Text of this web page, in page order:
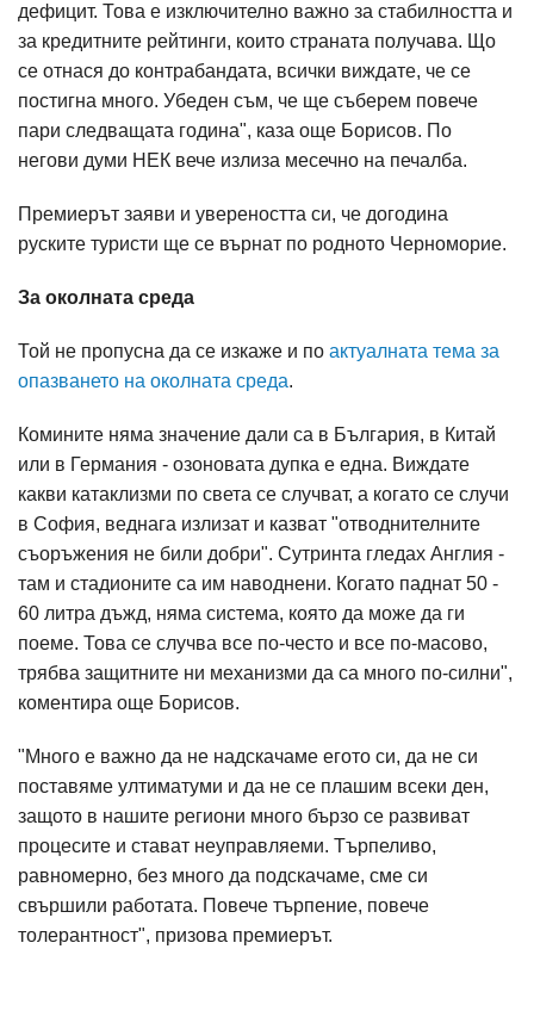
дефицит. Това е изключително важно за стабилността и
за кредитните рейтинги, които страната получава. Що
се отнася до контрабандата, всички виждате, че се
постигна много. Убеден съм, че ще съберем повече
пари следващата година", каза още Борисов. По
негови думи НЕК вече излиза месечно на печалба.
Премиерът заяви и увереността си, че догодина
руските туристи ще се върнат по родното Черноморие.
За околната среда
Той не пропусна да се изкаже и по актуалната тема за
опазването на околната среда.
Комините няма значение дали са в България, в Китай
или в Германия - озоновата дупка е една. Виждате
какви катаклизми по света се случват, а когато се случи
в София, веднага излизат и казват "отводнителните
съоръжения не били добри". Сутринта гледах Англия -
там и стадионите са им наводнени. Когато паднат 50 -
60 литра дъжд, няма система, която да може да ги
поеме. Това се случва все по-често и все по-масово,
трябва защитните ни механизми да са много по-силни",
коментира още Борисов.
"Много е важно да не надскачаме егото си, да не си
поставяме ултиматуми и да не се плашим всеки ден,
защото в нашите региони много бързо се развиват
процесите и стават неуправляеми. Търпеливо,
равномерно, без много да подскачаме, сме си
свършили работата. Повече търпение, повече
толерантност", призова премиерът.